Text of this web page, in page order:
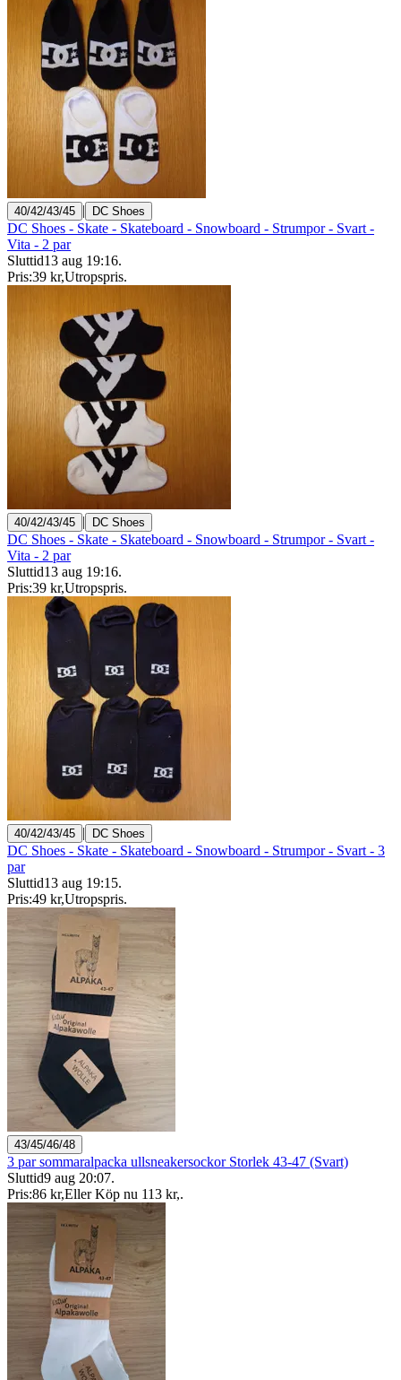
40/42/43/45 | DC Shoes
DC Shoes - Skate - Skateboard - Snowboard - Strumpor - Svart -
Vita - 2 par
Sluttid13 aug 19:16.
Pris:39 kr,Utropspris.
40/42/43/45 | DC Shoes
DC Shoes - Skate - Skateboard - Snowboard - Strumpor - Svart -
Vita - 2 par
Sluttid13 aug 19:16.
Pris:39 kr,Utropspris.
40/42/43/45 | DC Shoes
DC Shoes - Skate - Skateboard - Snowboard - Strumpor - Svart - 3
par
Sluttid13 aug 19:15.
Pris:49 kr,Utropspris.
43/45/46/48
3 par sommaralpacka ullsneakersockor Storlek 43-47 (Svart)
Sluttid9 aug 20:07.
Pris:86 kr,Eller Köp nu 113 kr,.